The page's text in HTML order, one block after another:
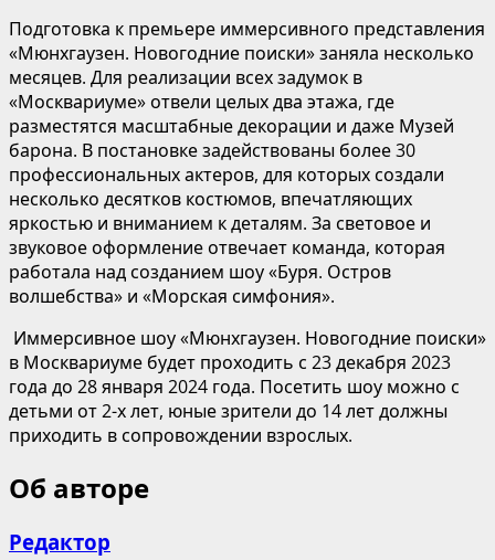
Подготовка к премьере иммерсивного представления
«Мюнхгаузен. Новогодние поиски» заняла несколько
месяцев. Для реализации всех задумок в
«Москвариуме» отвели целых два этажа, где
разместятся масштабные декорации и даже Музей
барона. В постановке задействованы более 30
профессиональных актеров, для которых создали
несколько десятков костюмов, впечатляющих
яркостью и вниманием к деталям. За световое и
звуковое оформление отвечает команда, которая
работала над созданием шоу «Буря. Остров
волшебства» и «Морская симфония».
Иммерсивное шоу «Мюнхгаузен. Новогодние поиски»
в Москвариуме будет проходить с 23 декабря 2023
года до 28 января 2024 года. Посетить шоу можно с
детьми от 2-х лет, юные зрители до 14 лет должны
приходить в сопровождении взрослых.
Об авторе
Редактор